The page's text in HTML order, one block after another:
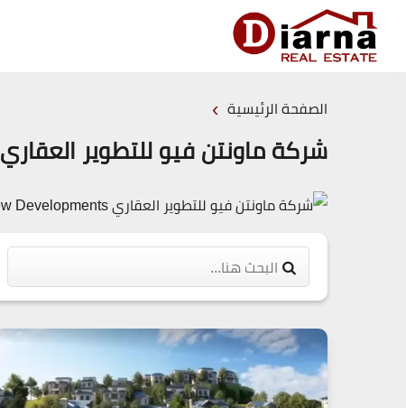
الصفحة الرئيسية ›
شركة ماونتن فيو للتطوير العقاري Mountain View Developments